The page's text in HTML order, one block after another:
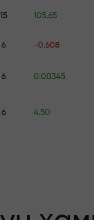
15 105.65
6 -0.608
6 0.00345
6 4.50